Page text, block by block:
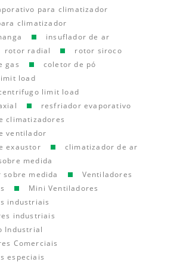
para climatizador
climatizador
insuflador de ar
rotor radial
rotor siroco
gas
coletor de pó
load
limit load
resfriador evaporativo
climatizadores
ventilador
exaustor
climatizador de ar
medida
medida
Ventiladores
Mini Ventiladores
industriais
industriais
Industrial
Comerciais
especiais